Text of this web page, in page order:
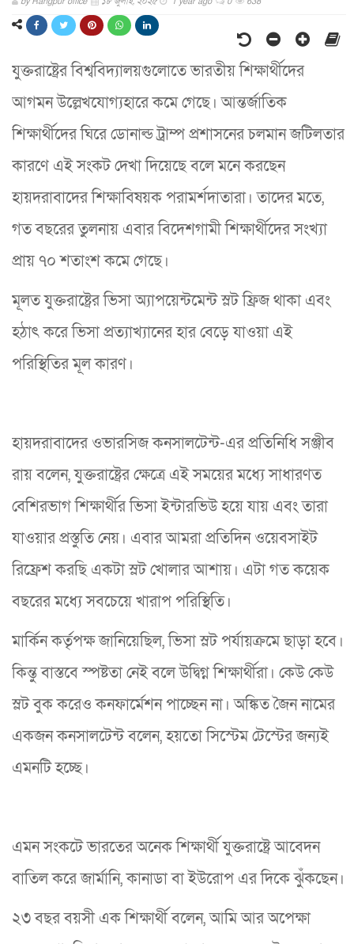
যুক্তরাষ্ট্রের বিশ্ববিদ্যালয়গুলোতে ভারতীয় শিক্ষার্থীদের
আগমন উল্লেখযোগ্যহারে কমে গেছে। আন্তর্জাতিক
শিক্ষার্থীদের ঘিরে ডোনাল্ড ট্রাম্প প্রশাসনের চলমান জটিলতার
কারণে এই সংকট দেখা দিয়েছে বলে মনে করছেন
হায়দরাবাদের শিক্ষাবিষয়ক পরামর্শদাতারা। তাদের মতে,
গত বছরের তুলনায় এবার বিদেশগামী শিক্ষার্থীদের সংখ্যা
প্রায় ৭০ শতাংশ কমে গেছে।
মূলত যুক্তরাষ্ট্রের ভিসা অ্যাপয়েন্টমেন্ট স্লট ফ্রিজ থাকা এবং
হঠাৎ করে ভিসা প্রত্যাখ্যানের হার বেড়ে যাওয়া এই
পরিস্থিতির মূল কারণ।
হায়দরাবাদের ওভারসিজ কনসালটেন্ট-এর প্রতিনিধি সঞ্জীব
রায় বলেন, যুক্তরাষ্ট্রের ক্ষেত্রে এই সময়ের মধ্যে সাধারণত
বেশিরভাগ শিক্ষার্থীর ভিসা ইন্টারভিউ হয়ে যায় এবং তারা
যাওয়ার প্রস্তুতি নেয়। এবার আমরা প্রতিদিন ওয়েবসাইট
রিফ্রেশ করছি একটা স্লট খোলার আশায়। এটা গত কয়েক
বছরের মধ্যে সবচেয়ে খারাপ পরিস্থিতি।
মার্কিন কর্তৃপক্ষ জানিয়েছিল, ভিসা স্লট পর্যায়ক্রমে ছাড়া হবে।
কিন্তু বাস্তবে স্পষ্টতা নেই বলে উদ্বিগ্ন শিক্ষার্থীরা। কেউ কেউ
স্লট বুক করেও কনফার্মেশন পাচ্ছেন না। অঙ্কিত জৈন নামের
একজন কনসালটেন্ট বলেন, হয়তো সিস্টেম টেস্টের জন্যই
এমনটি হচ্ছে।
এমন সংকটে ভারতের অনেক শিক্ষার্থী যুক্তরাষ্ট্রে আবেদন
বাতিল করে জার্মানি, কানাডা বা ইউরোপ এর দিকে ঝুঁকছেন।
২৩ বছর বয়সী এক শিক্ষার্থী বলেন, আমি আর অপেক্ষা